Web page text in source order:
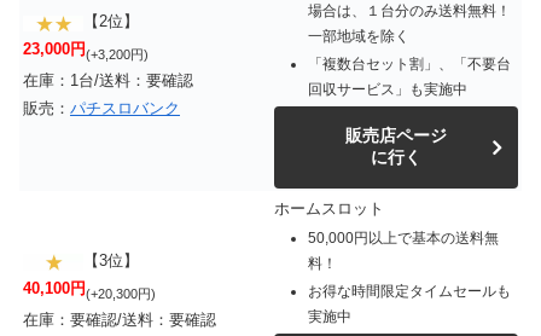
【2位】
23,000円(+3,200円)
在庫：1台/送料：要確認
販売： パチスロバンク
場合は、１台分のみ送料無料！
一部地域を除く
「複数台セット割」、「不要台
回収サービス」も実施中
販売店ページ
に行く
【3位】
40,100円(+20,300円)
在庫：要確認/送料：要確認
ホームスロット
50,000円以上で基本の送料無
料！
お得な時間限定タイムセールも
実施中